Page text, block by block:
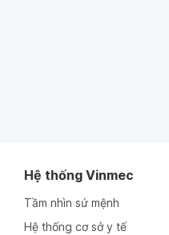
Hệ thống Vinmec
Tầm nhìn sứ mệnh
Hệ thống cơ sở y tế